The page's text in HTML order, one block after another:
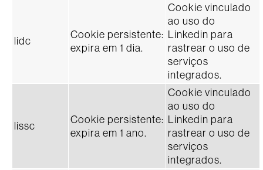
lidc
Cookie persistente:
expira em 1 dia.
Cookie vinculado
ao uso do
Linkedin para
rastrear o uso de
serviços
integrados.
lissc
Cookie persistente:
expira em 1 ano.
Cookie vinculado
ao uso do
Linkedin para
rastrear o uso de
serviços
integrados.